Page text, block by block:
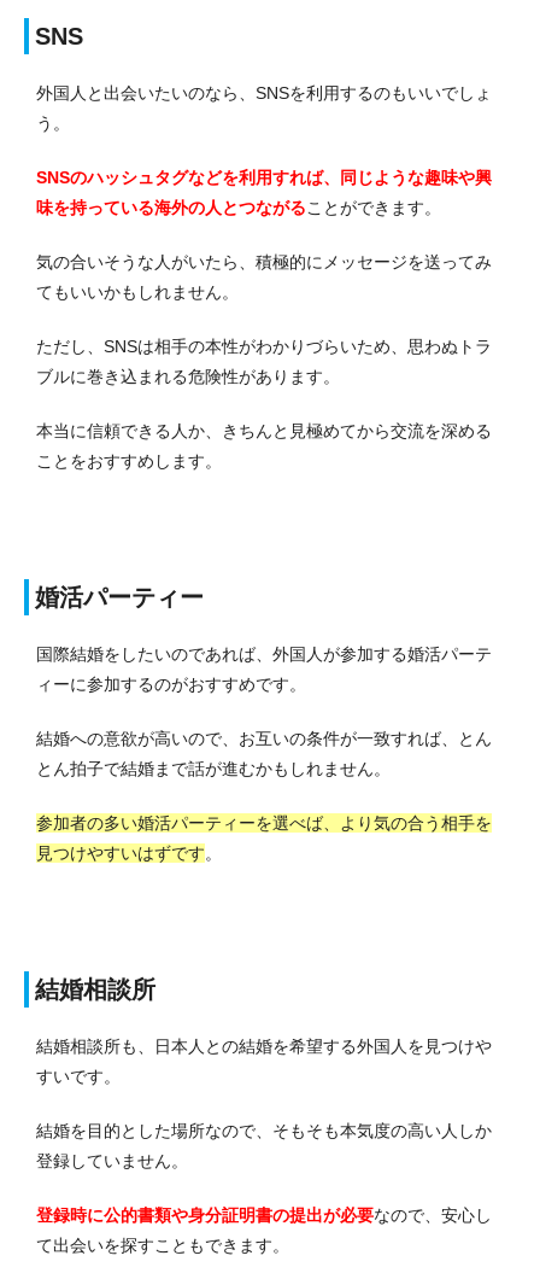
SNS
外国人と出会いたいのなら、SNSを利用するのもいいでしょ
う。
SNSのハッシュタグなどを利用すれば、同じような趣味や興
味を持っている海外の人とつながることができます。
気の合いそうな人がいたら、積極的にメッセージを送ってみ
てもいいかもしれません。
ただし、SNSは相手の本性がわかりづらいため、思わぬトラ
ブルに巻き込まれる危険性があります。
本当に信頼できる人か、きちんと見極めてから交流を深める
ことをおすすめします。
婚活パーティー
国際結婚をしたいのであれば、外国人が参加する婚活パーテ
ィーに参加するのがおすすめです。
結婚への意欲が高いので、お互いの条件が一致すれば、とん
とん拍子で結婚まで話が進むかもしれません。
参加者の多い婚活パーティーを選べば、より気の合う相手を
見つけやすいはずです。
結婚相談所
結婚相談所も、日本人との結婚を希望する外国人を見つけや
すいです。
結婚を目的とした場所なので、そもそも本気度の高い人しか
登録していません。
登録時に公的書類や身分証明書の提出が必要なので、安心し
て出会いを探すこともできます。